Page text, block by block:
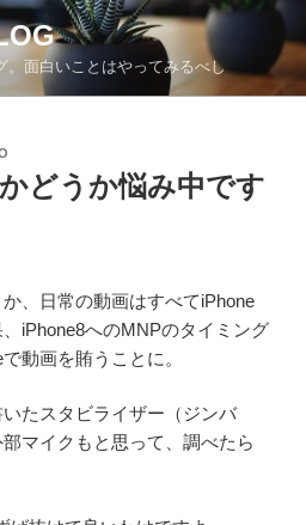
。面白いことはやってみるべし
どうか悩み中です
、日常の動画はすべてiPhone
iPhone8へのMNPのタイミング
動画を賄うことに。
いたスタビライザー（ジンバ
マイクもと思って、調べたら